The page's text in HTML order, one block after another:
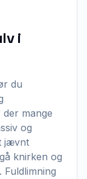
i
du
mange
og
jævnt
knirken og